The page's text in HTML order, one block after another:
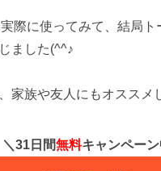
際に使ってみて、結局ト
ました(^^♪
家族や友人にもオススメ
＼31日間無料キャンペーン